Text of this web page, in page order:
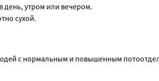
день, утром или вечером.
сухой.
с нормальным и повышенным